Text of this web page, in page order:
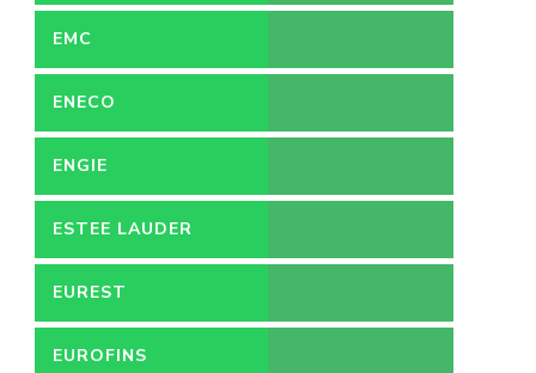
EMC
ENECO
ENGIE
ESTEE LAUDER
EUREST
EUROFINS